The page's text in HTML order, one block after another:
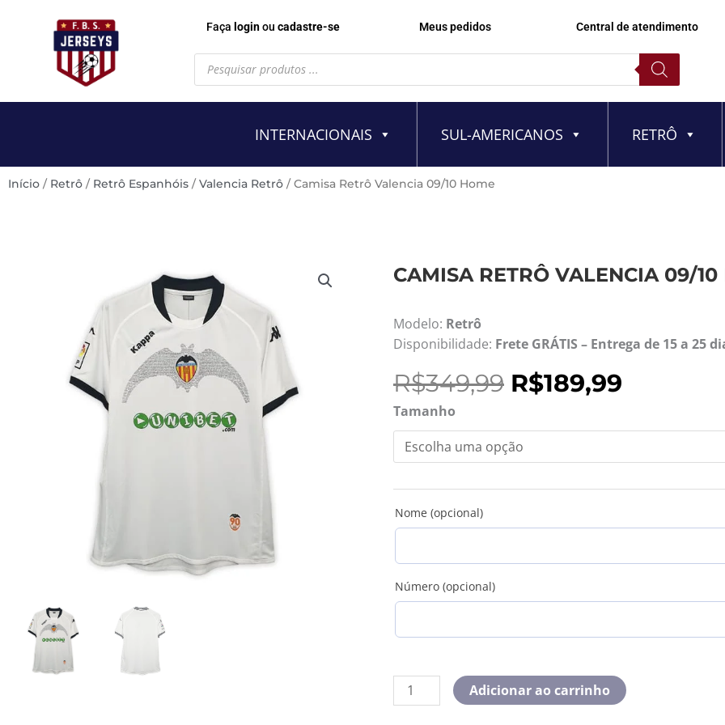
Faça loginou cadastre-se Meus pedidos Central de atendimento
Pesquisar
produtos
INTERNACIONAIS SUL-AMERICANOS RETRÔ
Início / Retrô / Retrô Espanhóis /Valencia Retrô / Camisa Retrô Valencia 09/10 Home
CAMISA RETRÔ VALENCIA 09/10
Modelo: Retrô
Disponibilidade: Frete GRÁTIS – Entrega de 15 a 25
R$349,99 O
preço
original
era:
R$349,99.
R$189,99
atual
Tamanho
Nome (opcional)
Número (opcional)
Camisa
Retrô
Valencia
09/10
Home
quantidade
Adicionar ao carrinho